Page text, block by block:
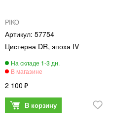
PIKO
57754
Цистерна DR, эпоха IV
2 100